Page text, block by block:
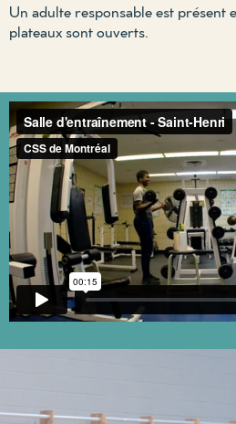
Un adulte responsable est présent
plateaux sont ouverts.